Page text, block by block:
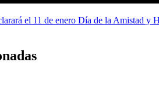
el 11 de enero Día de la Amistad y